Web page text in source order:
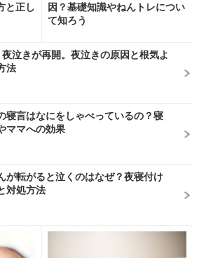
と正し
因？基礎知識やねんトレについ
て知ろう
泣きが再開。夜泣きの原因と根気よ
法
寝言はなにをしゃべっているの？寝
ママへの効果
が転がると泣くのはなぜ？夜寝付け
対処方法